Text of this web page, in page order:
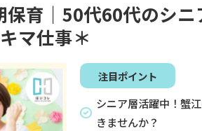
育｜50代60代のシニ
マ仕事＊
注目ポイント
シニア層活躍中！蟹
きませんか？